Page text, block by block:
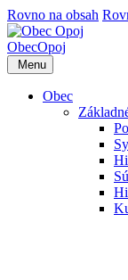
Rovno na obsah
ObecOpoj
Menu
Obec